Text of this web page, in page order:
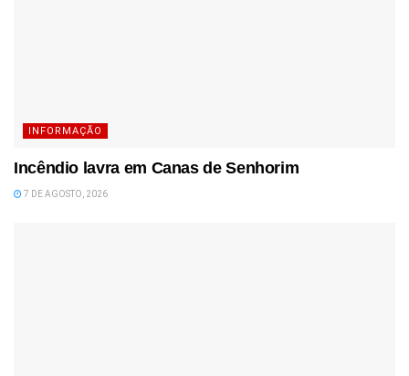
INFORMAÇÃO
Incêndio lavra em Canas de Senhorim
7 DE AGOSTO, 2026